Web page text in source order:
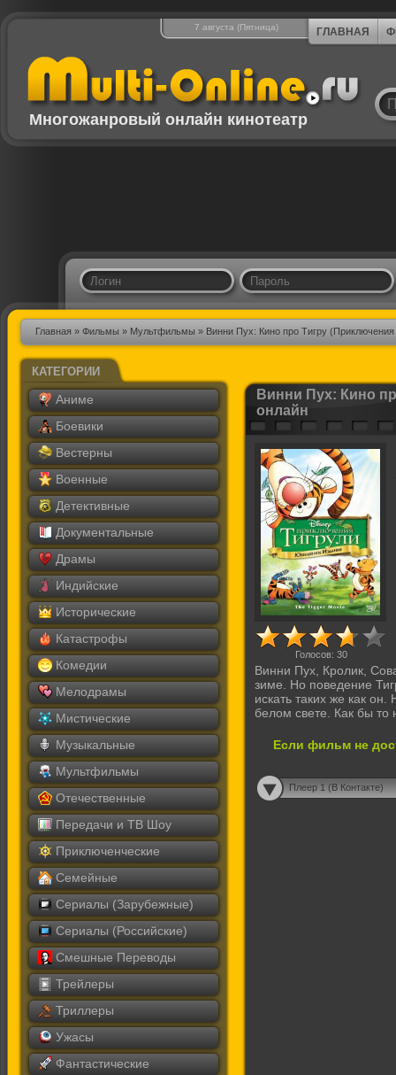
7 августа (Пятница) ГЛАВНАЯ
Многожанровый онлайн кинотеатр
Главная » Фильмы » Мультфильмы » Винни Пух: Кино про Тигру (Приключения
КАТЕГОРИИ
Аниме
Боевики
Вестерны
Военные
Детективные
Документальные
Драмы
Индийские
Исторические
Катастрофы
Комедии
Мелодрамы
Мистические
Музыкальные
Мультфильмы
Отечественные
Передачи и ТВ Шоу
Приключенческие
Семейные
Сериалы (Зарубежные)
Сериалы (Российские)
Смешные Переводы
Трейлеры
Триллеры
Ужасы
Фантастические
Винни Пух: Кино
онлайн
Голосов: 30
Винни Пух, Кролик,
зиме. Но поведение
искать таких же как
белом свете. Как бы то
Если фильм не
Плеер 1 (В Контакте)